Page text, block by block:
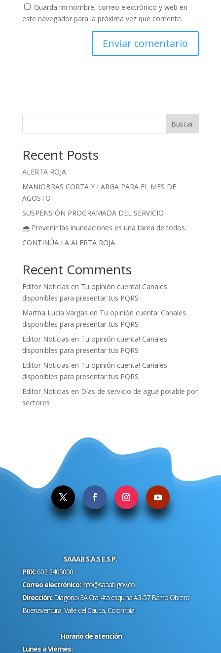
Guarda mi nombre, correo electrónico y web en
este navegador para la próxima vez que comente.
Buscar
Recent Posts
ALERTA ROJA
MANIOBRAS CORTA Y LARGA PARA EL MES DE
AGOSTO
SUSPENSIÓN PROGRAMADA DEL SERVICIO
🌧️ Prevenir las inundaciones es una tarea de todos.
CONTINÚA LA ALERTA ROJA
Recent Comments
Editor Noticias en Tu opinión cuenta! Canales
disponibles para presentar tus PQRS
Martha Lucia Vargas en Tu opinión cuenta! Canales
disponibles para presentar tus PQRS
Editor Noticias en Tu opinión cuenta! Canales
disponibles para presentar tus PQRS
Editor Noticias en Tu opinión cuenta! Canales
disponibles para presentar tus PQRS
Editor Noticias en Días de servicio de agua potable por
sectores
SAAAB S.A.S E.S.P.
PBX:602 2405000
Correo electrónico:info@saaab.gov.co
Dirección:Diagonal 3A Cra. 4ta esquina #3-57 Barrio Obrero
Buenaventura, Valle del Cauca, Colombia
Horario de atención
Lunes a Viernes: